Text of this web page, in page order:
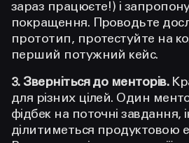
зараз працюєте!) і
покращення. Проводьте
прототип, протестуйте на
перший потужний кейс.
3. Зверніться до менторів.
для різних цілей. Один
фідбек на поточні завдання,
ділитиметься продуктовою